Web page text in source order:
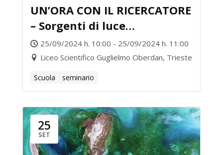
UN’ORA CON IL RICERCATORE
– Sorgenti di luce
straordinarie alla scoperta
del nanomondo
25/09/2024 h. 10:00 - 25/09/2024 h. 11:00
Liceo Scientifico Guglielmo Oberdan, Trieste
Scuola seminario
25
SET